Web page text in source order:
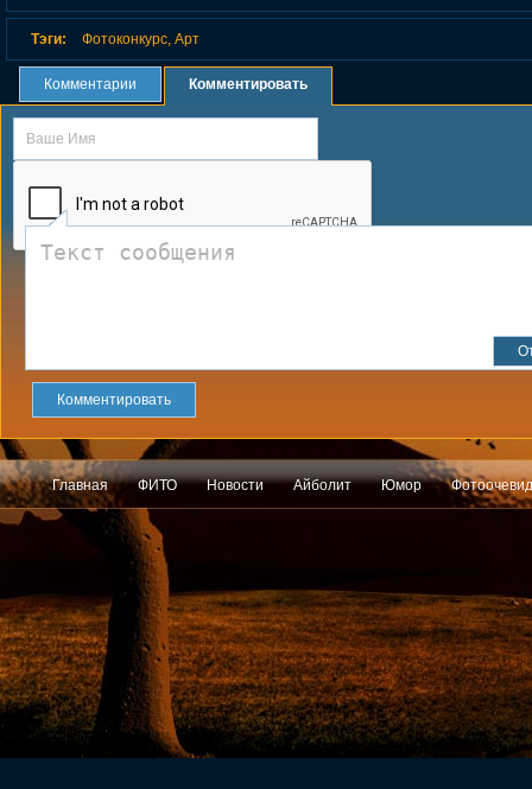
Тэги: Фотоконкурс Арт
Комментарии Комментировать
Комментировать
Главная ФИТО Новости Айболит Юмор